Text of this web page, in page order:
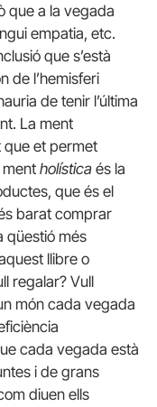
que a la vegada
empatia, etc.
que s’està
de l’hemisferi
de tenir l’última
La ment
que et permet
holística és la
que és el
barat comprar
qüestió més
llibre o
regalar? Vull
món cada vegada
cada vegada està
i de grans
diuen ells